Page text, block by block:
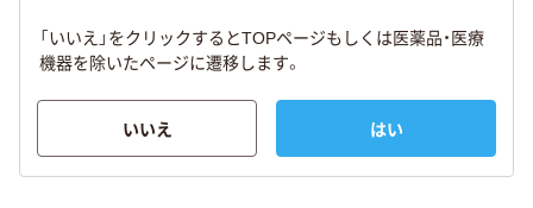
「いいえ」をクリックするとTOPページもしくは医薬品・医療
機器を除いたページに遷移します。
いいえ はい